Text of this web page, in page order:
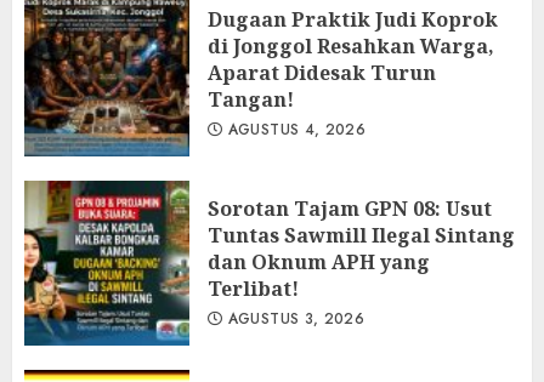
Dugaan Praktik Judi Koprok
di Jonggol Resahkan Warga,
Aparat Didesak Turun
Tangan!
AGUSTUS 4, 2026
‎Sorotan Tajam GPN 08: Usut
Tuntas Sawmill Ilegal Sintang
dan Oknum APH yang
Terlibat!
AGUSTUS 3, 2026